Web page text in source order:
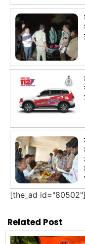
[the_ad id="80502"]
Related Post